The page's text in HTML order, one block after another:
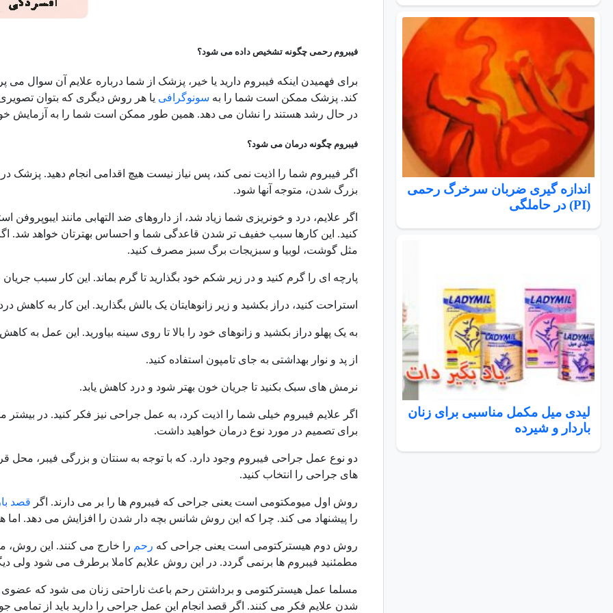
اندازه گیری ضربان سرخرگ رحمی
(PI) در حاملگی
لیدی میل مکمل مناسبی برای زنان
باردار و شیرده
فیبروم رحمی چگونه تشخیص داده می شود؟
برای فهمیدن اینکه فیبروم دارید یا خیر، پزشک از شما درباره علایم آن سوال می
کند. پزشک ممکن است شما را به سونوگرافی یا هر روش دیگری که بتوان
در حال رشد هستند را نشان می دهد. همین طور ممکن است شما را به آزمایش
فیبروم چگونه درمان می شود؟
اگر فیبروم شما را اذیت نمی کند، پس نیاز نیست هیچ اقدامی انجام دهید.
بزرگ شدن، متوجه آنها شود.
اگر علایم، درد و خونریزی شما زیاد شد، از داروهای ضد التهابی مانند
کنید. این کارها سبب خفیف تر شدن قاعدگی شما و احساس بهترتان خواهد شد.
مثل گوشت، لوبیا و سبزیجات برگ سبز مصرف کنید.
پارچه ای را گرم کنید و در زیر شکم خود بگذارید تا گرم بماند. این کار سبب
استراحت کنید، دراز بکشید و زیر زانوهایتان یک بالش بگذارید. این کار به کاهش
به یک پهلو دراز بکشید و زانوهای خود را بالا تا روی سینه بیاورید. این عمل
از پد و نوار بهداشتی به جای تامپون استفاده کنید.
نرمش های سبک بکنید تا جریان خون بهتر شود و درد کاهش یابد.
اگر علایم فیبروم خیلی شما را اذیت کرد، به عمل جراحی نیز فکر کنید. در بیشتر
برای تصمیم در مورد نوع درمان خواهید داشت.
دو نوع عمل جراحی فیبروم وجود دارد. که با توجه به سنتان و بزرگی فیبر، محل
های جراحی را انتخاب کنید.
روش اول میومکتومی است یعنی جراحی که فیبروم ها را بر می دارند. اگر قصد
را پیشنهاد می کند. چرا که این روش شانس بچه دار شدن را افزایش می دهد.
روش دوم هیسترکتومی است یعنی جراحی که رحم را خارج می کنند. این
مطمئنید فیبروم ها برنمی گردد. در این روش علایم کاملا برطرف می شود ولی
مسلما عمل هیسترکتومی و برداشتن رحم باعث ناراحتی زنان می شود که عضوی
شدن علایم فکر می کنند. اگر قصد انجام این عمل جراحی را دارید باید از